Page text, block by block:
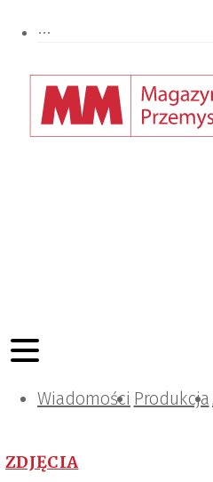
Wiadomości Produkcja
Projektowanie i
Zarządzanie i IT
Tematy specjalne
ZDJĘCIA